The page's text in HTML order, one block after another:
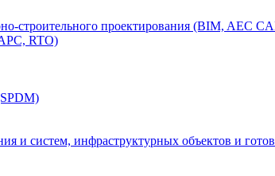
строительного проектирования (BIM, AEC
RTO)
и систем, инфраструктурных объектов и